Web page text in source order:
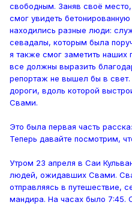
свободным. Заняв своё
смог увидеть
находились разные люди:
севадалы, которым была
я также смог заметить наших
все должны выразить
репортаж не вышел бы в свет.
дороги, вдоль которой
Свами.
Это была первая часть
Теперь давайте посмотрим,
Утром 23 апреля в Саи
людей, ожидавших Свами.
отправляясь в путешествие,
мандира. На часах было 7:45.